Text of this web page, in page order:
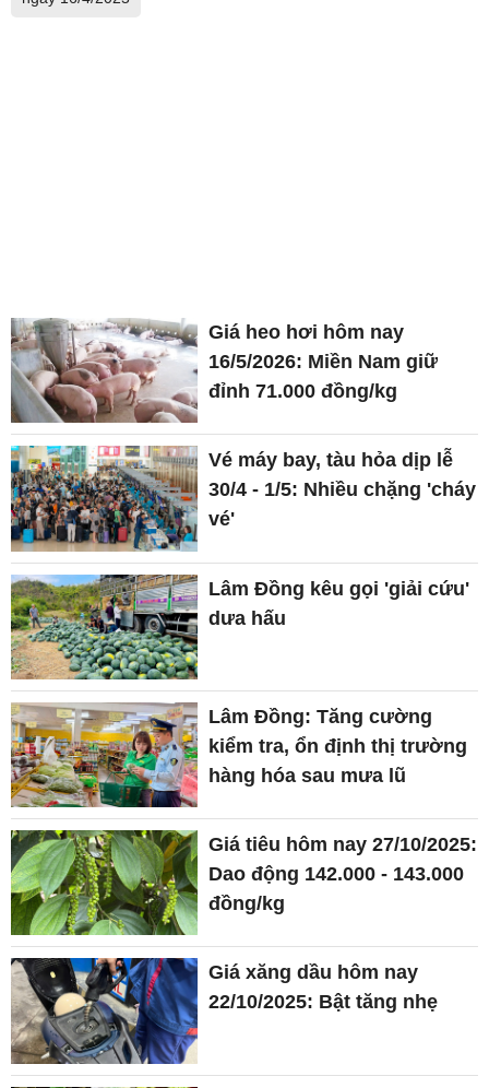
Giá heo hơi hôm nay
16/5/2026: Miền Nam giữ
đỉnh 71.000 đồng/kg
Vé máy bay, tàu hỏa dịp lễ
30/4 - 1/5: Nhiều chặng 'cháy
vé'
Lâm Đồng kêu gọi 'giải cứu'
dưa hấu
Lâm Đồng: Tăng cường
kiểm tra, ổn định thị trường
hàng hóa sau mưa lũ
Giá tiêu hôm nay 27/10/2025:
Dao động 142.000 - 143.000
đồng/kg
Giá xăng dầu hôm nay
22/10/2025: Bật tăng nhẹ